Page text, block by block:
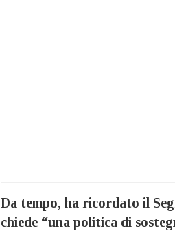
Da tempo, ha ricordato il
chiede “una politica di